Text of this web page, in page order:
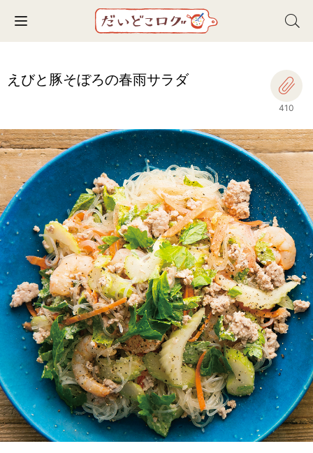
Toggle navigation
えびと豚そぼろの春雨サラダ
410